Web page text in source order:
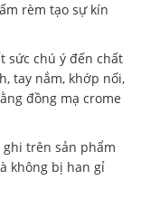
rèm tạo sự kín
sức chú ý đến chất
tay nắm, khớp nối,
đồng mạ crome
trên sản phẩm
không bị han gỉ